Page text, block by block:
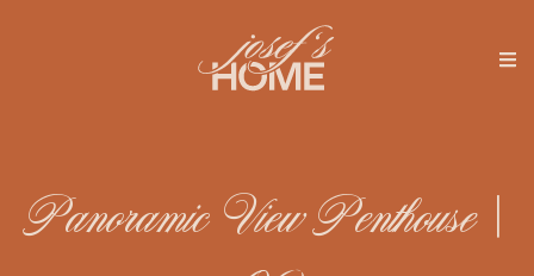
Panoramic View Penthouse |